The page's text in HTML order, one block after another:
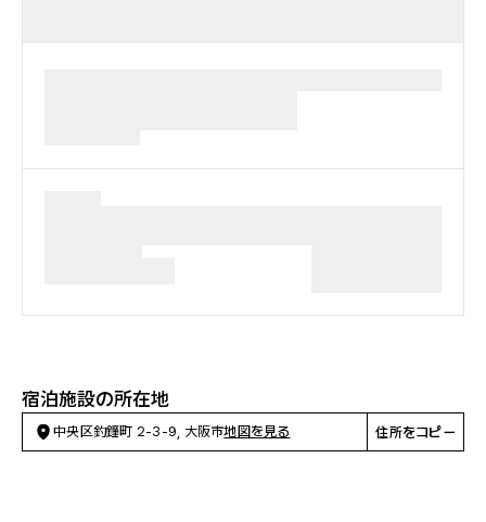
宿泊施設の所在地
中央区釣鐘町 2-3-9, 大阪市地図を見る 住所をコピー